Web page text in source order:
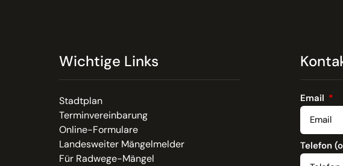
Wichtige Links
Stadtplan
Terminvereinbarung
Online-Formulare
Landesweiter Mängelmelder
Für Radwege-Mängel
Email
Telefon